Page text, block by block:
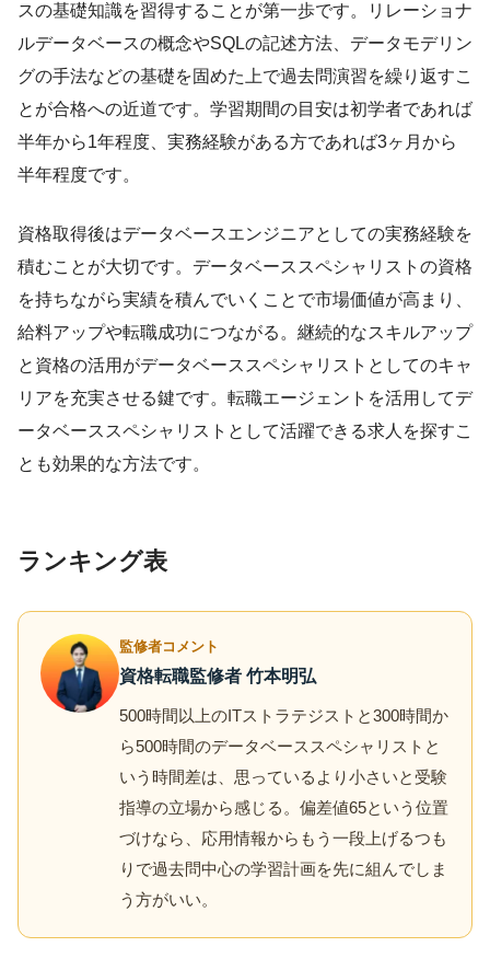
スの基礎知識を習得することが第一歩です。リレーショナ
ルデータベースの概念やSQLの記述方法、データモデリン
グの手法などの基礎を固めた上で過去問演習を繰り返すこ
とが合格への近道です。学習期間の目安は初学者であれば
半年から1年程度、実務経験がある方であれば3ヶ月から
半年程度です。
資格取得後はデータベースエンジニアとしての実務経験を
積むことが大切です。データベーススペシャリストの資格
を持ちながら実績を積んでいくことで市場価値が高まり、
給料アップや転職成功につながる。継続的なスキルアップ
と資格の活用がデータベーススペシャリストとしてのキャ
リアを充実させる鍵です。転職エージェントを活用してデ
ータベーススペシャリストとして活躍できる求人を探すこ
とも効果的な方法です。
ランキング表
監修者コメント
資格転職監修者 竹本明弘
500時間以上のITストラテジストと300時間か
ら500時間のデータベーススペシャリストと
いう時間差は、思っているより小さいと受験
指導の立場から感じる。偏差値65という位置
づけなら、応用情報からもう一段上げるつも
りで過去問中心の学習計画を先に組んでしま
う方がいい。